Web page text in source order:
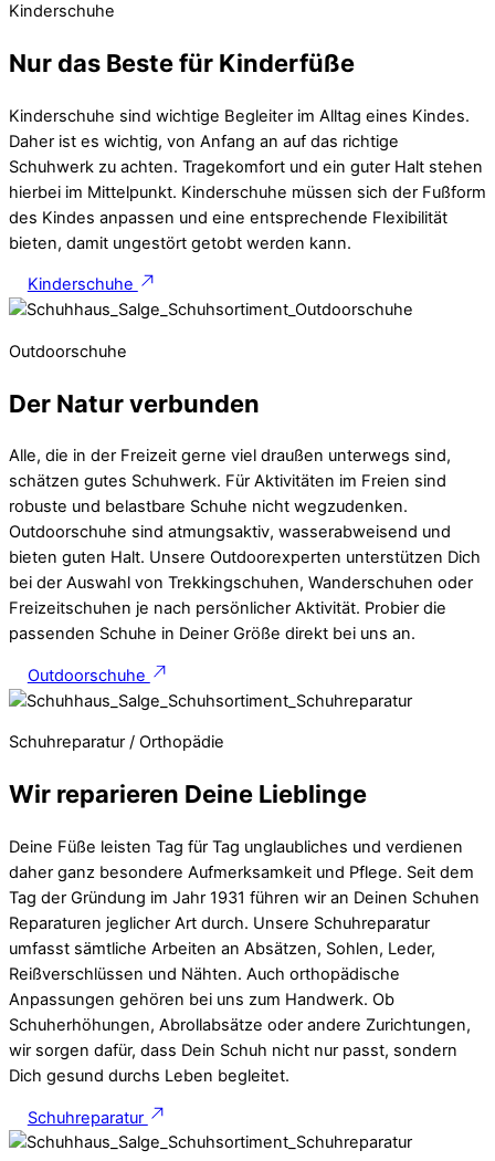
Kinderschuhe
Nur das Beste für Kinderfüße
Kinderschuhe sind wichtige Begleiter im Alltag eines Kindes.
Daher ist es wichtig, von Anfang an auf das richtige
Schuhwerk zu achten. Tragekomfort und ein guter Halt stehen
hierbei im Mittelpunkt. Kinderschuhe müssen sich der Fußform
des Kindes anpassen und eine entsprechende Flexibilität
bieten, damit ungestört getobt werden kann.
Kinderschuhe
Outdoorschuhe
Der Natur verbunden
Alle, die in der Freizeit gerne viel draußen unterwegs sind,
schätzen gutes Schuhwerk. Für Aktivitäten im Freien sind
robuste und belastbare Schuhe nicht wegzudenken.
Outdoorschuhe sind atmungsaktiv, wasserabweisend und
bieten guten Halt. Unsere Outdoorexperten unterstützen Dich
bei der Auswahl von Trekkingschuhen, Wanderschuhen oder
Freizeitschuhen je nach persönlicher Aktivität. Probier die
passenden Schuhe in Deiner Größe direkt bei uns an.
Outdoorschuhe
Schuhreparatur / Orthopädie
Wir reparieren Deine Lieblinge
Deine Füße leisten Tag für Tag unglaubliches und verdienen
daher ganz besondere Aufmerksamkeit und Pflege. Seit dem
Tag der Gründung im Jahr 1931 führen wir an Deinen Schuhen
Reparaturen jeglicher Art durch. Unsere Schuhreparatur
umfasst sämtliche Arbeiten an Absätzen, Sohlen, Leder,
Reißverschlüssen und Nähten. Auch orthopädische
Anpassungen gehören bei uns zum Handwerk. Ob
Schuherhöhungen, Abrollabsätze oder andere Zurichtungen,
wir sorgen dafür, dass Dein Schuh nicht nur passt, sondern
Dich gesund durchs Leben begleitet.
Schuhreparatur